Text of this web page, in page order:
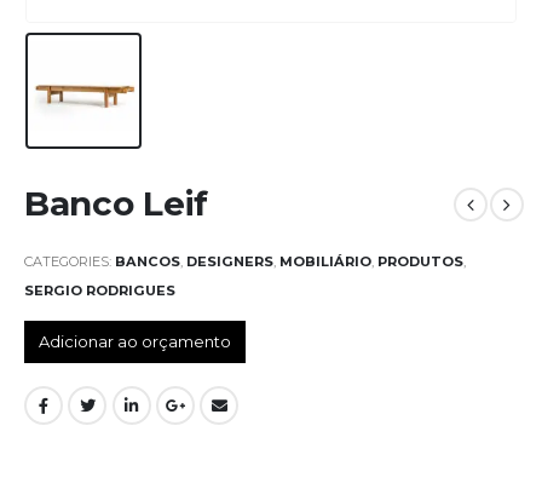
Banco Leif
CATEGORIES: BANCOS DESIGNERS MOBILIÁRIO PRODUTOS
SERGIO RODRIGUES
Adicionar ao orçamento